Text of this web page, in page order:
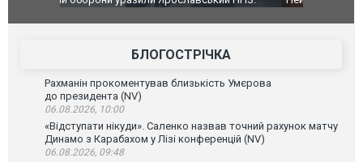
БЛОГОСТРІЧКА
Рахманін прокоментував близькість Умєрова
до президента (NV)
06.08.2026, 10:00
«Відступати нікуди». Саленко назвав точний рахунок матчу
Динамо з Карабахом у Лізі конференцій (NV)
06.08.2026, 09:48